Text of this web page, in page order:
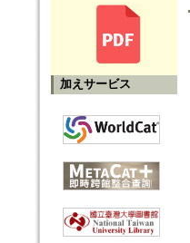
加えサービス